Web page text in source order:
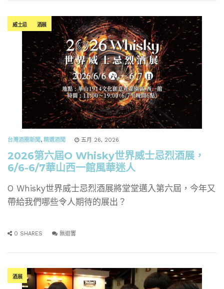
威士忌 酒展
台灣酒圈新聞, 精選酒聞 五月 26, 2026
2026第六屆O Whisky世界威士忌烈酒展，
6/6-6/7華山西一館風華迷人
O Whisky世界威士忌烈酒展將堂堂邁入第六屆，今年又
帶給我們哪些令人期待的展出？
0 SHARES 無迴響
酒展